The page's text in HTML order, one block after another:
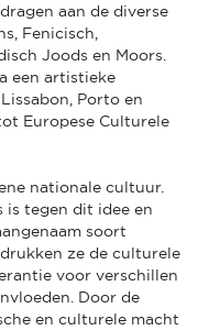
aan de diverse
Fenicisch,
Joods en Moors.
een artistieke
Porto en
Europese Culturele
nationale cultuur.
is tegen dit idee en
soort
ze de culturele
voor verschillen
Door de
en culturele macht